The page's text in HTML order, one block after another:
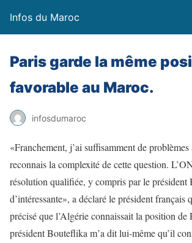
Infos du Maroc
Paris garde la même
favorable au Maroc.
infosdumaroc
«Franchement, j’ai suffisamment de problèmes
reconnais la complexité de cette question.
résolution qualifiée, y compris par le président
d’intéressante», a déclaré le président français
précisé que l’Algérie connaissait la position de
président Bouteflika m’a dit lui-même qu’il